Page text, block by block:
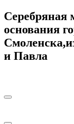
Серебряная
основания
и Павла